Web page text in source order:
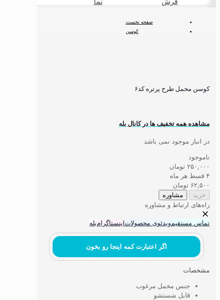
صفحه نخست
کوسن
کوسن مخمل طرح پرتره کد۶
مشاهده همه تخفیف ها در کانال بله
در انبار موجود نمی باشد
ناموجود
۲۵۰,۰۰۰ تومان
۴ قسط هر ماه
۶۲,۵۰۰ تومان
خرید مشاوره
راه‌های ارتباط و مشاوره
تماس مستقیمویدئوی محصولاتاینستاگرامبله
اگر اعتبارت کمه اینجا رو بخون
مشخصات
جنس مخمل مرغوب
قابل شستشو